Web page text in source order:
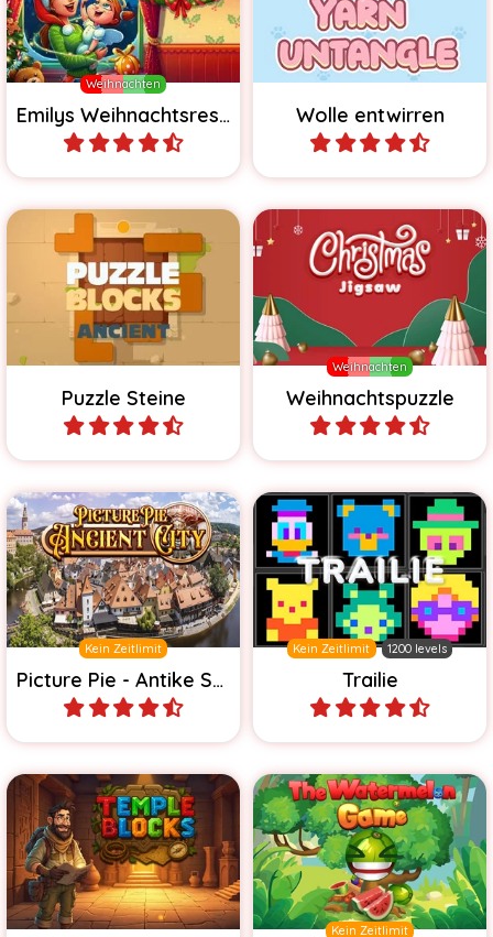
Weihnachten
Emilys Weihnachtsrestaurant
Weihnachtszeit in ihrem
Winterrestaurant.
Spiele Wolle entwirren
den Kätzchen die
Wollknäuel zu entwirren.
Spiele
Puzzle Steine
Versuche alle Steine in den
vorgegebenen Rahmen
einzupassen.
Spiele
Weihnachten
Weihnachtspuzzle
Ein Puzzle zu Weihnachten.
Spiele
Kein Zeitlimit
Picture Pie - Antike Städte
Löse die Bilderpuzzle in den
antiken Städten.
Spiele
Kein Zeitlimit 1200 levels
Trailie
Folge Blöcken und forme
die Bilder.
Spiele
1010 Block Rätselspiel in
einem Tempel.
Kein Zeitlimit
Fallen lassen und
verbinden - bis zur
Wassermelone.